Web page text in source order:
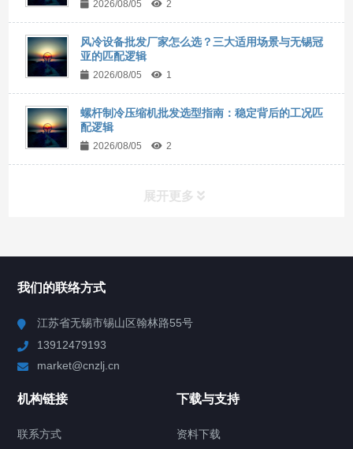
2026/08/05 2
风冷设备批发厂家怎么选？三大适用场景与无锡冠
亚的匹配逻辑
2026/08/05 1
螺杆制冷压缩机批发选型指南：稳定背后的工况匹
配逻辑
2026/08/05 2
展开更多
Chiller高精度制冷循环器
TCU温度控制单元
我们的联络方式
江苏省无锡市锡山区翰林路55号
13912479193
market@cnzlj.cn
机构链接
联系方式
下载与支持
资料下载